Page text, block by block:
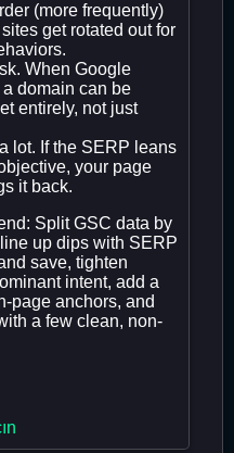
(more frequently)
get rotated out for
When Google
domain can be
entirely, not just
lot. If the SERP leans
your page
it back.
Split GSC data by
up dips with SERP
save, tighten
intent, add a
page anchors, and
a few clean, non-